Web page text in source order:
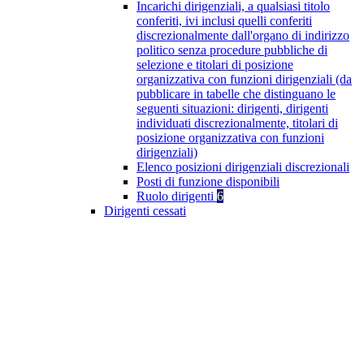
Incarichi dirigenziali, a qualsiasi titolo
conferiti, ivi inclusi quelli conferiti
discrezionalmente dall'organo di indirizzo
politico senza procedure pubbliche di
selezione e titolari di posizione
organizzativa con funzioni dirigenziali (da
pubblicare in tabelle che distinguano le
seguenti situazioni: dirigenti, dirigenti
individuati discrezionalmente, titolari di
posizione organizzativa con funzioni
dirigenziali)
Elenco posizioni dirigenziali discrezionali
Posti di funzione disponibili
Ruolo dirigenti 6
Dirigenti cessati